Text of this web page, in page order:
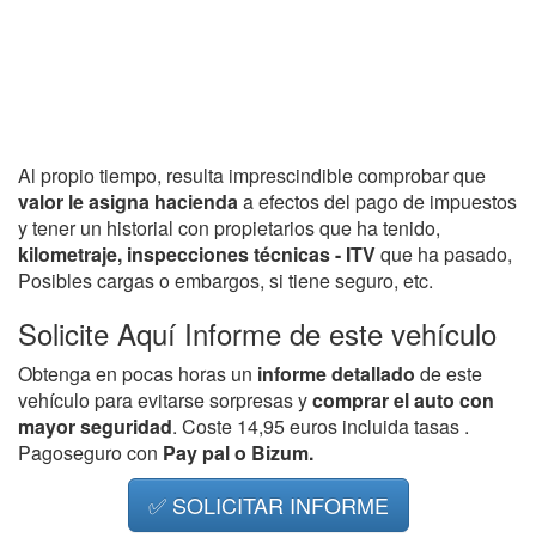
Al propio tiempo, resulta imprescindible comprobar que
valor le asigna haciendaa efectos del pago de impuestos
y tener un historial con propietarios que ha tenido,
kilometraje, inspecciones técnicas - ITVque ha pasado,
Posibles cargas o embargos, si tiene seguro, etc.
Solicite Aquí Informe de este vehículo
Obtenga en pocas horas un informe detallado de este
vehículo para evitarse sorpresas ycomprar el auto con
mayor seguridad. Coste 14,95 euros incluida tasas .
Pagoseguro con Pay pal o Bizum.
✅ SOLICITAR INFORME